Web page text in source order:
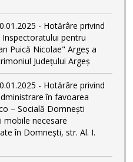
- Hotărâre privind
pentru
Puică Nicolae" Argeș a
Județului Argeș
- Hotărâre privind
în favoarea
– Socială Domnești
mobile necesare
în Domnești, str. Al. I.